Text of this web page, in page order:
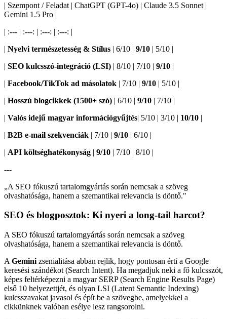
| Szempont / Feladat | ChatGPT (GPT-4o) | Claude 3.5 Sonnet |
Gemini 1.5 Pro |
| :--- | :---: | :---: | :---: |
| Nyelvi természetesség & Stílus | 6/10 | 9/10 | 5/10 |
| SEO kulcsszó-integráció (LSI) | 8/10 | 7/10 | 9/10 |
| Facebook/TikTok ad másolatok | 7/10 | 9/10 | 5/10 |
| Hosszú blogcikkek (1500+ szó) | 6/10 | 9/10 | 7/10 |
| Valós idejű magyar információgyűjtés| 5/10 | 3/10 | 10/10 |
| B2B e-mail szekvenciák | 7/10 | 9/10 | 6/10 |
| API költséghatékonyság | 9/10 | 7/10 | 8/10 |
---
„A SEO fókuszú tartalomgyártás során nemcsak a szöveg
olvashatósága, hanem a szemantikai relevancia is döntő."
SEO és blogposztok: Ki nyeri a long-tail harcot?
A SEO fókuszú tartalomgyártás során nemcsak a szöveg
olvashatósága, hanem a szemantikai relevancia is döntő.
A Gemini zsenialitása abban rejlik, hogy pontosan érti a Google
keresési szándékot (Search Intent). Ha megadjuk neki a fő kulcsszót,
képes feltérképezni a magyar SERP (Search Engine Results Page)
első 10 helyezettjét, és olyan LSI (Latent Semantic Indexing)
kulcsszavakat javasol és épít be a szövegbe, amelyekkel a
cikkünknek valóban esélye lesz rangsorolni.